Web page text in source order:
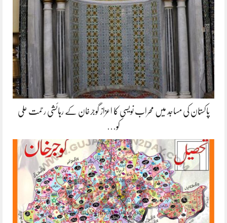
پاکستان کی مساجد میں محراب نویسی کا اعزاز گوجرخان کے رہائشی رحمت علی
کو…